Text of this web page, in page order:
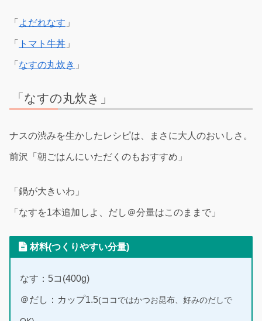
「 よだれなす 」
「 トマト牛丼 」
「 なすの丸炊き 」
「なすの丸炊き」
ナスの渋みを生かしたレシピは、まさに大人のおいしさ。
前沢「朝ごはんにいただくのもおすすめ」
「鍋が大きいわ」
「なすを1本追加しよ、だし＠分量はこのままで」
材料(つくりやすい分量)
なす：5コ(400g)
＠だし：カップ1.5(ココではかつお昆布、好みのだしで